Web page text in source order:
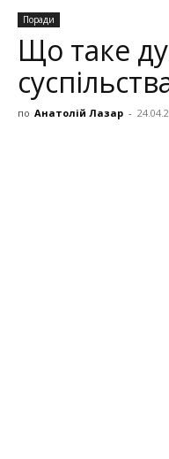
Поради
Що таке
по Анатолій Лазар -